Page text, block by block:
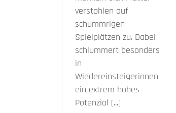
verstohlen auf
schummrigen
Spielplätzen zu. Dabei
schlummert besonders
in
Wiedereinsteigerinnen
ein extrem hohes
Potenzial [...]